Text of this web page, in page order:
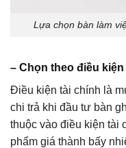
Lựa chọn bàn làm
– Chọn theo điều
Điều kiện tài chính là
chi trả khi đầu tư bàn
thuộc vào điều kiện tài
phẩm giá thành bấy